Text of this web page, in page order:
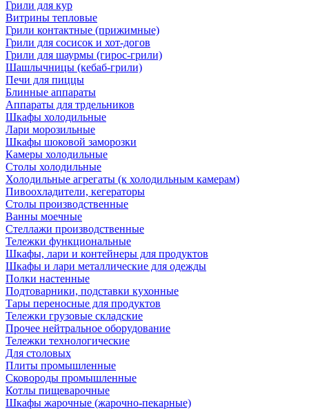
Грили для кур
Витрины тепловые
Грили контактные (прижимные)
Грили для сосисок и хот-догов
Грили для шаурмы (гирос-грили)
Шашлычницы (кебаб-грили)
Печи для пиццы
Блинные аппараты
Аппараты для трдельников
Шкафы холодильные
Лари морозильные
Шкафы шоковой заморозки
Камеры холодильные
Столы холодильные
Холодильные агрегаты (к холодильным камерам)
Пивоохладители, кегераторы
Столы производственные
Ванны моечные
Стеллажи производственные
Тележки функциональные
Шкафы, лари и контейнеры для продуктов
Шкафы и лари металлические для одежды
Полки настенные
Подтоварники, подставки кухонные
Тары переносные для продуктов
Тележки грузовые складские
Прочее нейтральное оборудование
Тележки технологические
Для столовых
Плиты промышленные
Сковороды промышленные
Котлы пищеварочные
Шкафы жарочные (жарочно-пекарные)